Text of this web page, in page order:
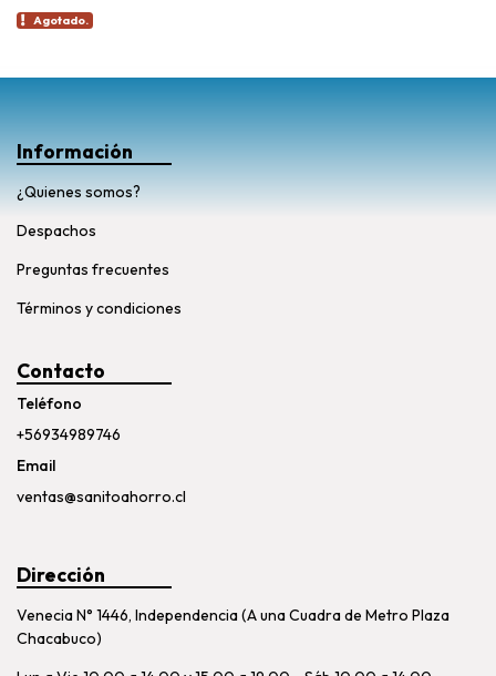
Agotado.
Información
¿Quienes somos?
Despachos
Preguntas frecuentes
Términos y condiciones
Contacto
Teléfono
+56934989746
Email
ventas@sanitoahorro.cl
Dirección
Venecia N° 1446, Independencia (A una Cuadra de Metro Plaza
Chacabuco)